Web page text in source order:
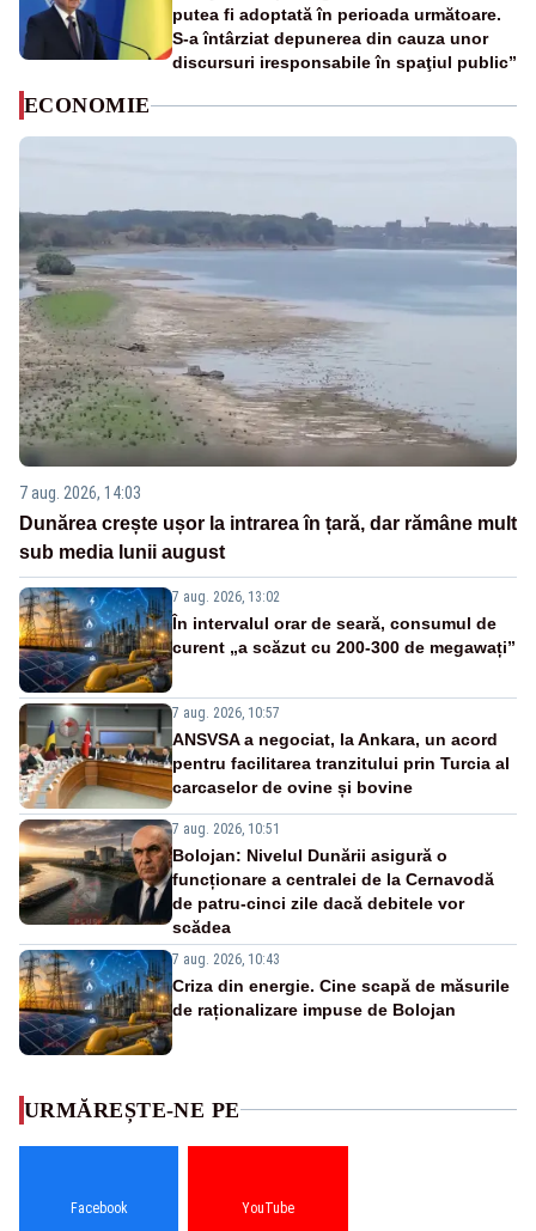
putea fi adoptată în perioada următoare.
S-a întârziat depunerea din cauza unor
discursuri iresponsabile în spaţiul public”
ECONOMIE
7 aug. 2026, 14:03
Dunărea crește ușor la intrarea în țară, dar rămâne mult
sub media lunii august
7 aug. 2026, 13:02
În intervalul orar de seară, consumul de
curent „a scăzut cu 200-300 de megawați”
7 aug. 2026, 10:57
ANSVSA a negociat, la Ankara, un acord
pentru facilitarea tranzitului prin Turcia al
carcaselor de ovine și bovine
7 aug. 2026, 10:51
Bolojan: Nivelul Dunării asigură o
funcționare a centralei de la Cernavodă
de patru-cinci zile dacă debitele vor
scădea
7 aug. 2026, 10:43
Criza din energie. Cine scapă de măsurile
de raționalizare impuse de Bolojan
URMĂREȘTE-NE PE
Facebook YouTube